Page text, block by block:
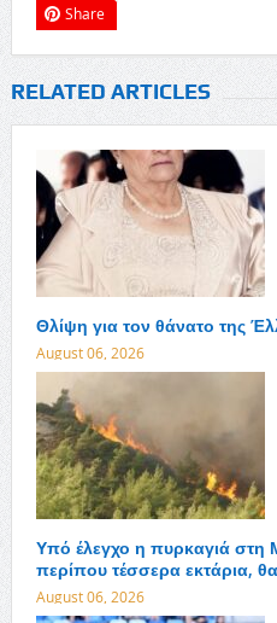
Share
RELATED ARTICLES
Θλίψη για τον θάνατο της
August 06, 2026
Υπό έλεγχο η πυρκαγιά
περίπου τέσσερα εκτάρια,
August 06, 2026